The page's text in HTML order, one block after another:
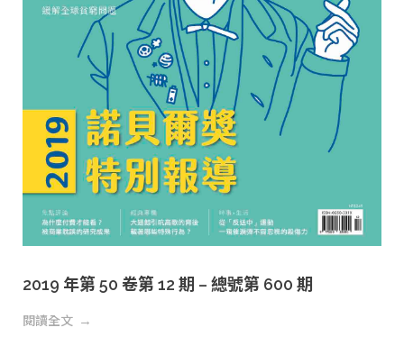
2019 年第 50 卷第 12 期 – 總號第 600 期
閱讀全文